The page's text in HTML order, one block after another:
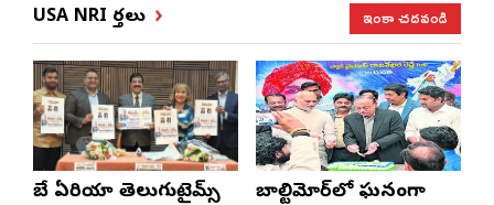
USA NRI వార్తలు ఇంకా చదవండి
బే ఏరియా తెలుగుటైమ్స్
బాల్టిమోర్‌లో ఘనంగా